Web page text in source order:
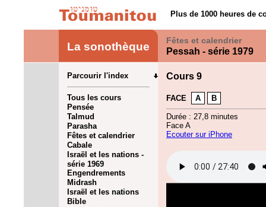
Plus de 1000 heures de
La sonothèque Fêtes et calendrier
Pessah - série 1979
Parcourir l'index
Tous les cours
Pensée
Talmud
Parasha
Fêtes et calendrier
Cabale
Israël et les nations -
série 1969
Engendrements
Midrash
Israël et les nations
Bible
Cours 9
FACE A B
Durée : 27,8 minutes
Face A
Ecouter sur iPhone